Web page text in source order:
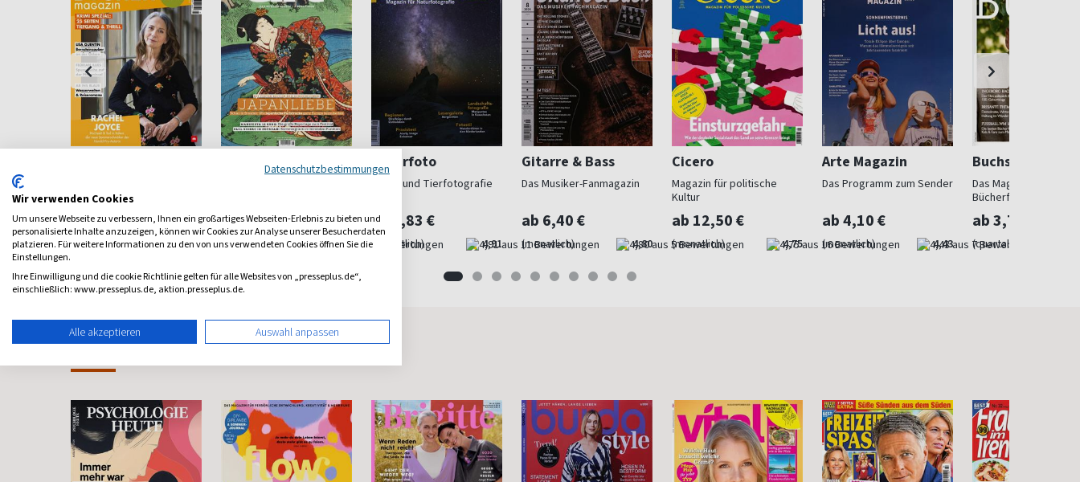
4,00
Literaturmagazin
ab 6,98 €
(alle 2 Monate) 4,65
ab 18,00 €
(13 x pro Jahr) 4,29
Naturfoto
Natur- und Tierfotografie
ab 7,83 €
(monatlich) 4,91
Gitarre & Bass
Das Musiker-Fanmagazin
ab 6,40 €
(monatlich) 4,80
Cicero
Magazin für politische
Kultur
ab 12,50 €
(monatlich) 4,75
Arte Magazin
Das Programm zum Sender
ab 4,10 €
(monatlich) 4,43
Buchszene
Das Magazin für
Bücherfreunde
ab 3,73 €
(quartalsweise)
Datenschutzbestimmungen
Wir verwenden Cookies
Um unsere Webseite zu verbessern, Ihnen ein großartiges Webseiten-Erlebnis zu bieten und
personalisierte Inhalte anzuzeigen, können wir Cookies zur Analyse unserer Besucherdaten
platzieren. Für weitere Informationen zu den von uns verwendeten Cookies öffnen Sie die
Einstellungen.
Ihre Einwilligung und die cookie Richtlinie gelten für alle Websites von „presseplus.de“,
einschließlich: www.presseplus.de, aktion.presseplus.de.
Alle akzeptieren Auswahl anpassen